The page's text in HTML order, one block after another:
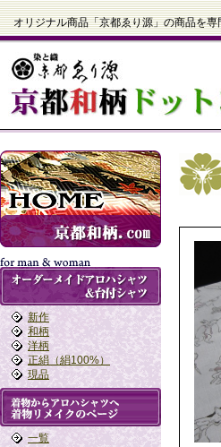
オリジナル商品「京都ゑり源」の商品を
新作
和柄
洋柄
正絹（絹100%）
現品
一覧